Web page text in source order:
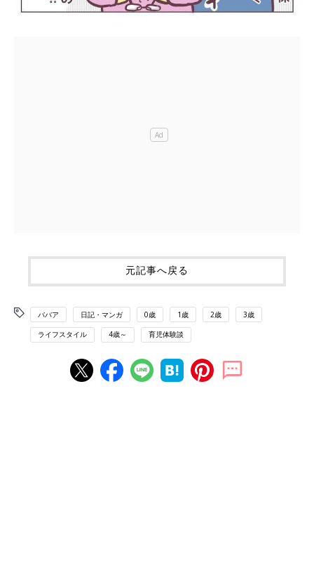
元記事へ戻る
ババア 日記・マンガ 0歳 1歳 2歳 3歳
ライフスタイル 4歳～ 育児体験談